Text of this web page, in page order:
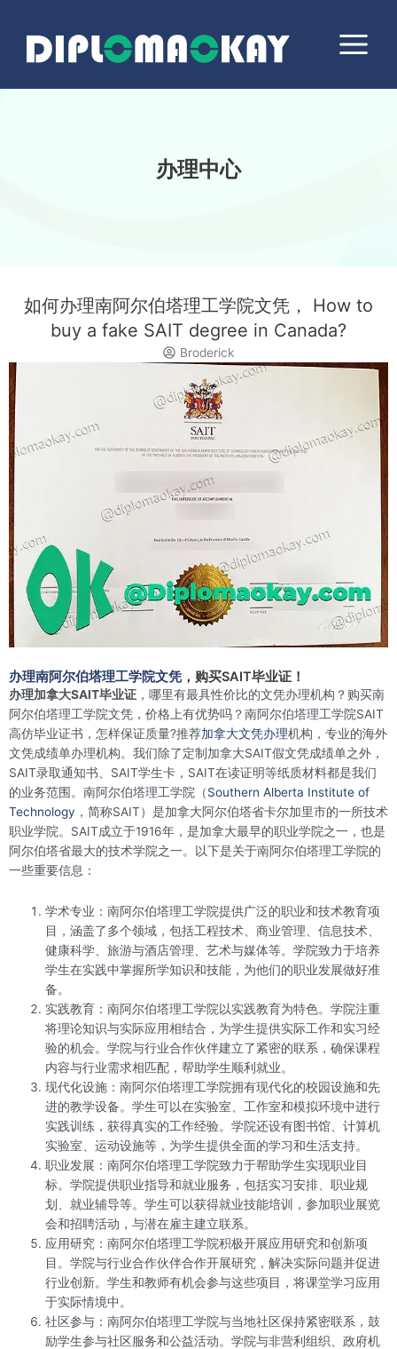
Menu
办理中心
如何办理南阿尔伯塔理工学院文凭， How to
buy a fake SAIT degree in Canada?
Broderick
办理南阿尔伯塔理工学院文凭 ，购买SAIT毕业证！
办理加拿大SAIT毕业证 ，哪里有最具性价比的文凭办理机构？购买南
阿尔伯塔理工学院文凭，价格上有优势吗？南阿尔伯塔理工学院SAIT
高仿毕业证书，怎样保证质量?推荐加拿大文凭办理机构，专业的海外
文凭成绩单办理机构。我们除了定制加拿大SAIT假文凭成绩单之外，
SAIT录取通知书、SAIT学生卡，SAIT在读证明等纸质材料都是我们
的业务范围。南阿尔伯塔理工学院（Southern Alberta Institute of
Technology ，简称SAIT）是加拿大阿尔伯塔省卡尔加里市的一所技术
职业学院。SAIT成立于1916年，是加拿大最早的职业学院之一，也是
阿尔伯塔省最大的技术学院之一。以下是关于南阿尔伯塔理工学院的
一些重要信息：
学术专业：南阿尔伯塔理工学院提供广泛的职业和技术教育项
目，涵盖了多个领域，包括工程技术、商业管理、信息技术、
健康科学、旅游与酒店管理、艺术与媒体等。学院致力于培养
学生在实践中掌握所学知识和技能，为他们的职业发展做好准
备。
实践教育：南阿尔伯塔理工学院以实践教育为特色。学院注重
将理论知识与实际应用相结合，为学生提供实际工作和实习经
验的机会。学院与行业合作伙伴建立了紧密的联系，确保课程
内容与行业需求相匹配，帮助学生顺利就业。
现代化设施：南阿尔伯塔理工学院拥有现代化的校园设施和先
进的教学设备。学生可以在实验室、工作室和模拟环境中进行
实践训练，获得真实的工作经验。学院还设有图书馆、计算机
实验室、运动设施等，为学生提供全面的学习和生活支持。
职业发展：南阿尔伯塔理工学院致力于帮助学生实现职业目
标。学院提供职业指导和就业服务，包括实习安排、职业规
划、就业辅导等。学生可以获得就业技能培训，参加职业展览
会和招聘活动，与潜在雇主建立联系。
应用研究：南阿尔伯塔理工学院积极开展应用研究和创新项
目。学院与行业合作伙伴合作开展研究，解决实际问题并促进
行业创新。学生和教师有机会参与这些项目，将课堂学习应用
于实际情境中。
社区参与：南阿尔伯塔理工学院与当地社区保持紧密联系，鼓
励学生参与社区服务和公益活动。学院与非营利组织、政府机